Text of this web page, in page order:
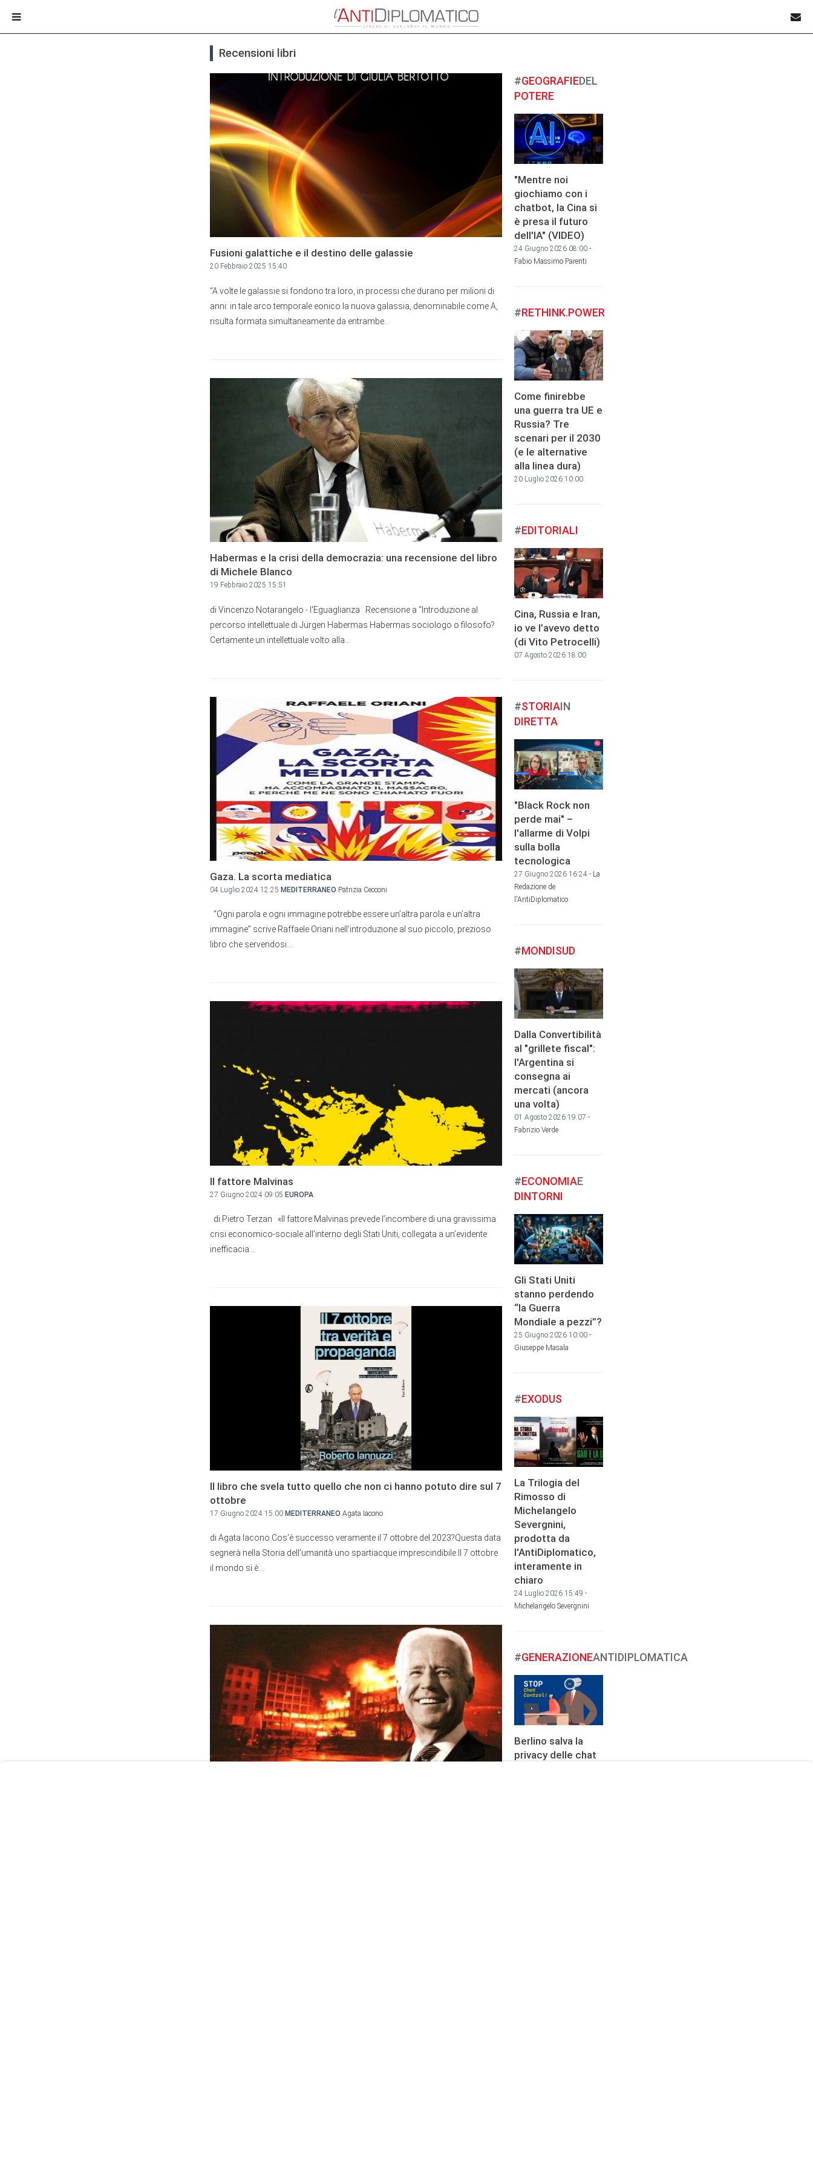
Recensioni libri
Fusioni galattiche e il destino delle galassie
20 Febbraio 2025 15:40
“A volte le galassie si fondono tra loro, in processi che durano per milioni di
anni: in tale arco temporale eonico la nuova galassia, denominabile come A,
risulta formata simultaneamente da entrambe...
Habermas e la crisi della democrazia: una recensione del libro
di Michele Blanco
19 Febbraio 2025 15:51
di Vincenzo Notarangelo - l'Eguaglianza Recensione a “Introduzione al
percorso intellettuale di Jürgen Habermas Habermas sociologo o filosofo?
Certamente un intellettuale volto alla...
Gaza. La scorta mediatica
04 Luglio 2024 12:25 MEDITERRANEO Patrizia Cecconi
“Ogni parola e ogni immagine potrebbe essere un’altra parola e un’altra
immagine” scrive Raffaele Oriani nell’introduzione al suo piccolo, prezioso
libro che servendosi...
Il fattore Malvinas
27 Giugno 2024 09:05 EUROPA
di Pietro Terzan «Il fattore Malvinas prevede l’incombere di una gravissima
crisi economico-sociale all’interno degli Stati Uniti, collegata a un’evidente
inefficacia...
Il libro che svela tutto quello che non ci hanno potuto dire sul 7
ottobre
17 Giugno 2024 15:00 MEDITERRANEO Agata Iacono
di Agata Iacono Cos'è successo veramente il 7 ottobre del 2023?Questa data
segnerà nella Storia dell'umanità uno spartiacque imprescindibile.Il 7 ottobre
il mondo si è...
#GEOGRAFIEDEL
POTERE
"Mentre noi
giochiamo con i
chatbot, la Cina si
è presa il futuro
dell'IA" (VIDEO)
24 Giugno 2026 08:00-
Fabio Massimo Parenti
#RETHINK.POWER
Come finirebbe
una guerra tra UE e
Russia? Tre
scenari per il 2030
(e le alternative
alla linea dura)
20 Luglio 2026 10:00
#EDITORIALI
Cina, Russia e Iran,
io ve l’avevo detto
(di Vito Petrocelli)
07 Agosto 2026 18:00
#STORIAIN
DIRETTA
"Black Rock non
perde mai" –
l'allarme di Volpi
sulla bolla
tecnologica
27 Giugno 2026 16:24- La
Redazione de
l'AntiDiplomatico
#MONDISUD
Dalla Convertibilità
al "grillete fiscal":
l'Argentina si
consegna ai
mercati (ancora
una volta)
01 Agosto 2026 19:07 -
Fabrizio Verde
#ECONOMIAE
DINTORNI
Gli Stati Uniti
stanno perdendo
“la Guerra
Mondiale a pezzi”?
25 Giugno 2026 10:00-
Giuseppe Masala
#EXODUS
La Trilogia del
Rimosso di
Michelangelo
Severgnini,
prodotta da
l'AntiDiplomatico,
interamente in
chiaro
24 Luglio 2026 15:49 -
Michelangelo Severgnini
#GENERAZIONEANTIDIPLOMATICA
Berlino salva la
privacy delle chat